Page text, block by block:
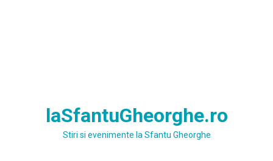
laSfantuGheorghe.ro
Stiri si evenimente la Sfantu Gheorghe